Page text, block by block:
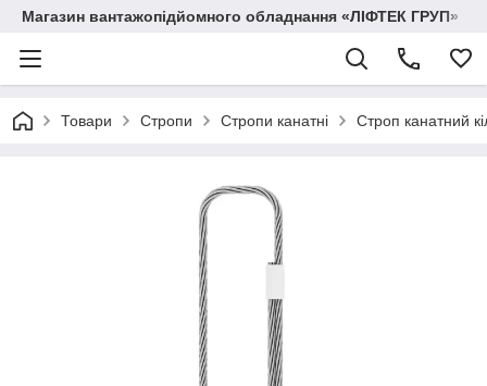
Магазин вантажопідйомного обладнання «ЛІФТЕК ГРУП»
Товари Стропи Стропи канатні Строп канатний